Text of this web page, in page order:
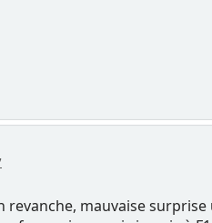
revanche, mauvaise